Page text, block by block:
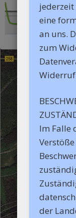
eine
an uns.
zum
Im Falle
der